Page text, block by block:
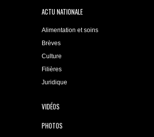
ACTU NATIONALE
Alimentation et soins
Brèves
Culture
Filières
Juridique
VIDÉOS
PHOTOS